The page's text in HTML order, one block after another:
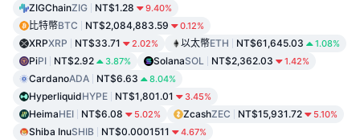
ZIGChainZIG NT$1.28 9.40%
比特幣BTC NT$2,084,883.59 0.12%
XRPXRP NT$33.71 2.02% 以太幣ETH NT$61,645.03 1.08%
PiPI NT$2.92 3.87% SolanaSOL NT$2,362.03 1.42%
CardanoADA NT$6.63 8.04%
HyperliquidHYPE NT$1,801.01 3.45%
HeimaHEI NT$6.08 5.02% ZcashZEC NT$15,931.72 5.10%
Shiba InuSHIB NT$0.0001511 4.67%